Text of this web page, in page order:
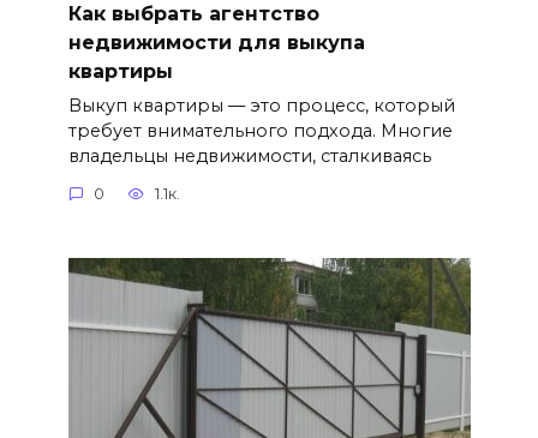
Как выбрать агентство
недвижимости для выкупа
квартиры
Выкуп квартиры — это процесс, который
требует внимательного подхода. Многие
владельцы недвижимости, сталкиваясь
0 1.1к.